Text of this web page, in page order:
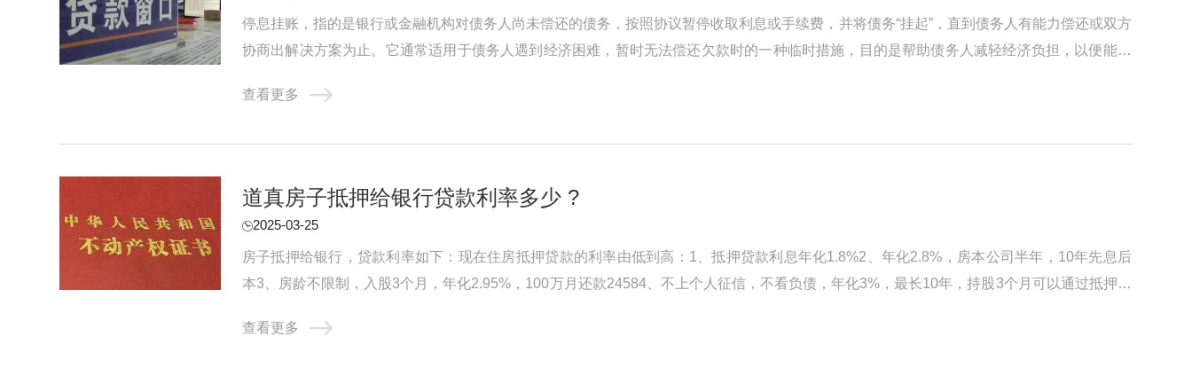
停息挂账，指的是银行或金融机构对债务人尚未偿还的债务，按照协议暂停收取利息或手续费，并将债务“挂起”，直到债务人有能力偿还或双方
协商出解决方案为止。它通常适用于债务人遇到经济困难，暂时无法偿还欠款时的一种临时措施，目的是帮助债务人减轻经济负担，以便能在
查看更多
道真房子抵押给银行贷款利率多少 ?
2025-03-25
房子抵押给银行，贷款利率如下：现在住房抵押贷款的利率由低到高：1、抵押贷款利息年化1.8%2、年化2.8%，房本公司半年，10年先息后
本3、房龄不限制，入股3个月，年化2.95%，100万月还款24584、不上个人征信，不看负债，年化3%，最长10年，持股3个月可以通过抵押转
查看更多